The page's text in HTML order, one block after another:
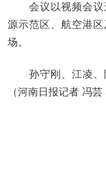
会议以视频会议
源示范区、航空港
场。
孙守刚、江凌、
（河南日报记者 冯芸